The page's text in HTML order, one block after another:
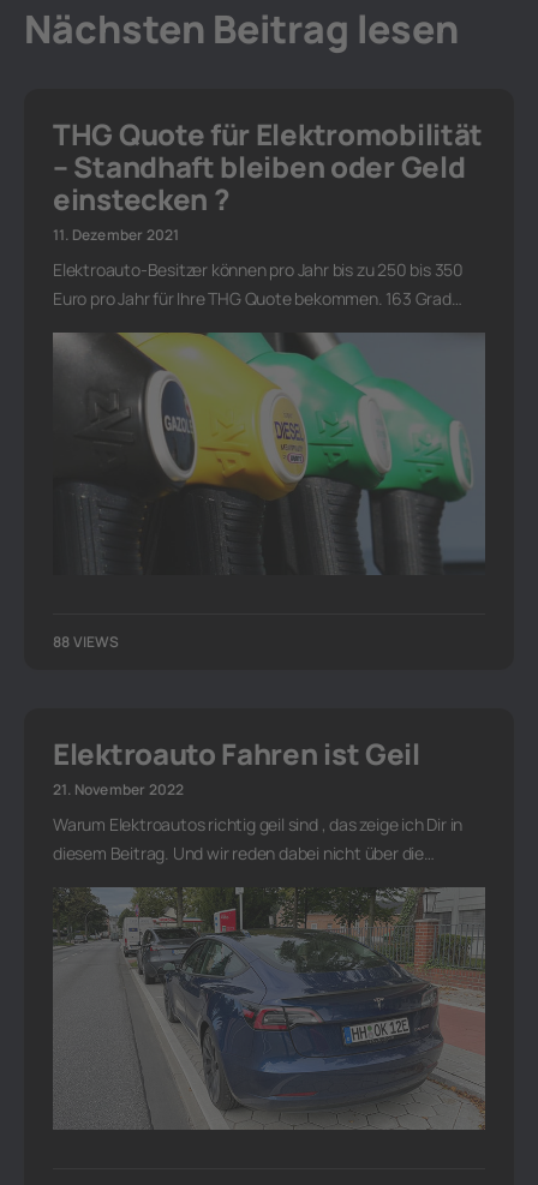
Nächsten Beitrag lesen
THG Quote für Elektromobilität
– Standhaft bleiben oder Geld
einstecken ?
11. Dezember 2021
Elektroauto-Besitzer können pro Jahr bis zu 250 bis 350
Euro pro Jahr für Ihre THG Quote bekommen. 163 Grad…
88 VIEWS
Elektroauto Fahren ist Geil
21. November 2022
Warum Elektroautos richtig geil sind , das zeige ich Dir in
diesem Beitrag. Und wir reden dabei nicht über die…